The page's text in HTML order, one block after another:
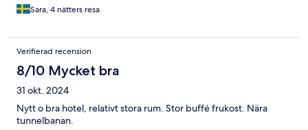
Sara, 4 nätters resa
Verifierad recension
8/10 Mycket bra
31 okt. 2024
Nytt o bra hotel, relativt stora rum. Stor buffé frukost. Nära
tunnelbanan.